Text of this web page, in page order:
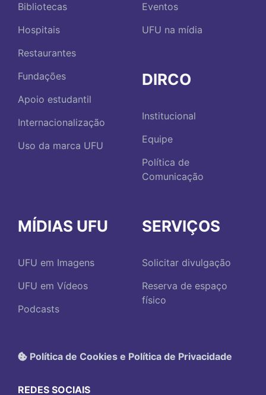
Bibliotecas
Hospitais
Restaurantes
Fundações
Apoio estudantil
Internacionalização
Uso da marca UFU
Eventos
UFU na mídia
DIRCO
Institucional
Equipe
Política de
Comunicação
MÍDIAS UFU
UFU em Imagens
UFU em Vídeos
Podcasts
SERVIÇOS
Solicitar divulgação
Reserva de espaço
físico
Política de Cookies e Política de Privacidade
REDES SOCIAIS